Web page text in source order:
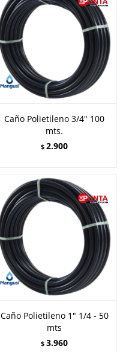
Caño Polietileno 3/4" 100
mts.
$ 2.900
Caño Polietileno 1" 1/4 - 50
mts
$ 3.960